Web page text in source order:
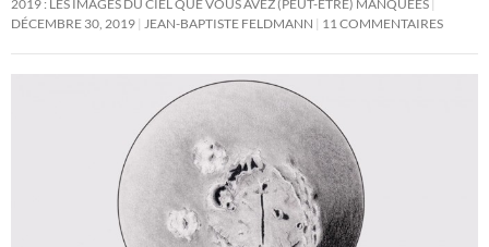
2019 : LES IMAGES DU CIEL QUE VOUS AVEZ (PEUT-ÊTRE) MANQUÉES
DÉCEMBRE 30, 2019
JEAN-BAPTISTE FELDMANN 11 COMMENTAIRES